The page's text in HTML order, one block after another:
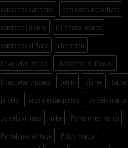
camisetas cartoons
camisetas deportivas
camisetas disney
Camisetas marca
camisetas vintage
champion
Chaquetas marca
Chaquetas multicolor
Chaquetas vintage
denim disney
faldas
jerséis
jerséis estampados
Jerséis marca
Jerséis vintage
nike
Pantalones marca
Pantalones vintage
Polos marca